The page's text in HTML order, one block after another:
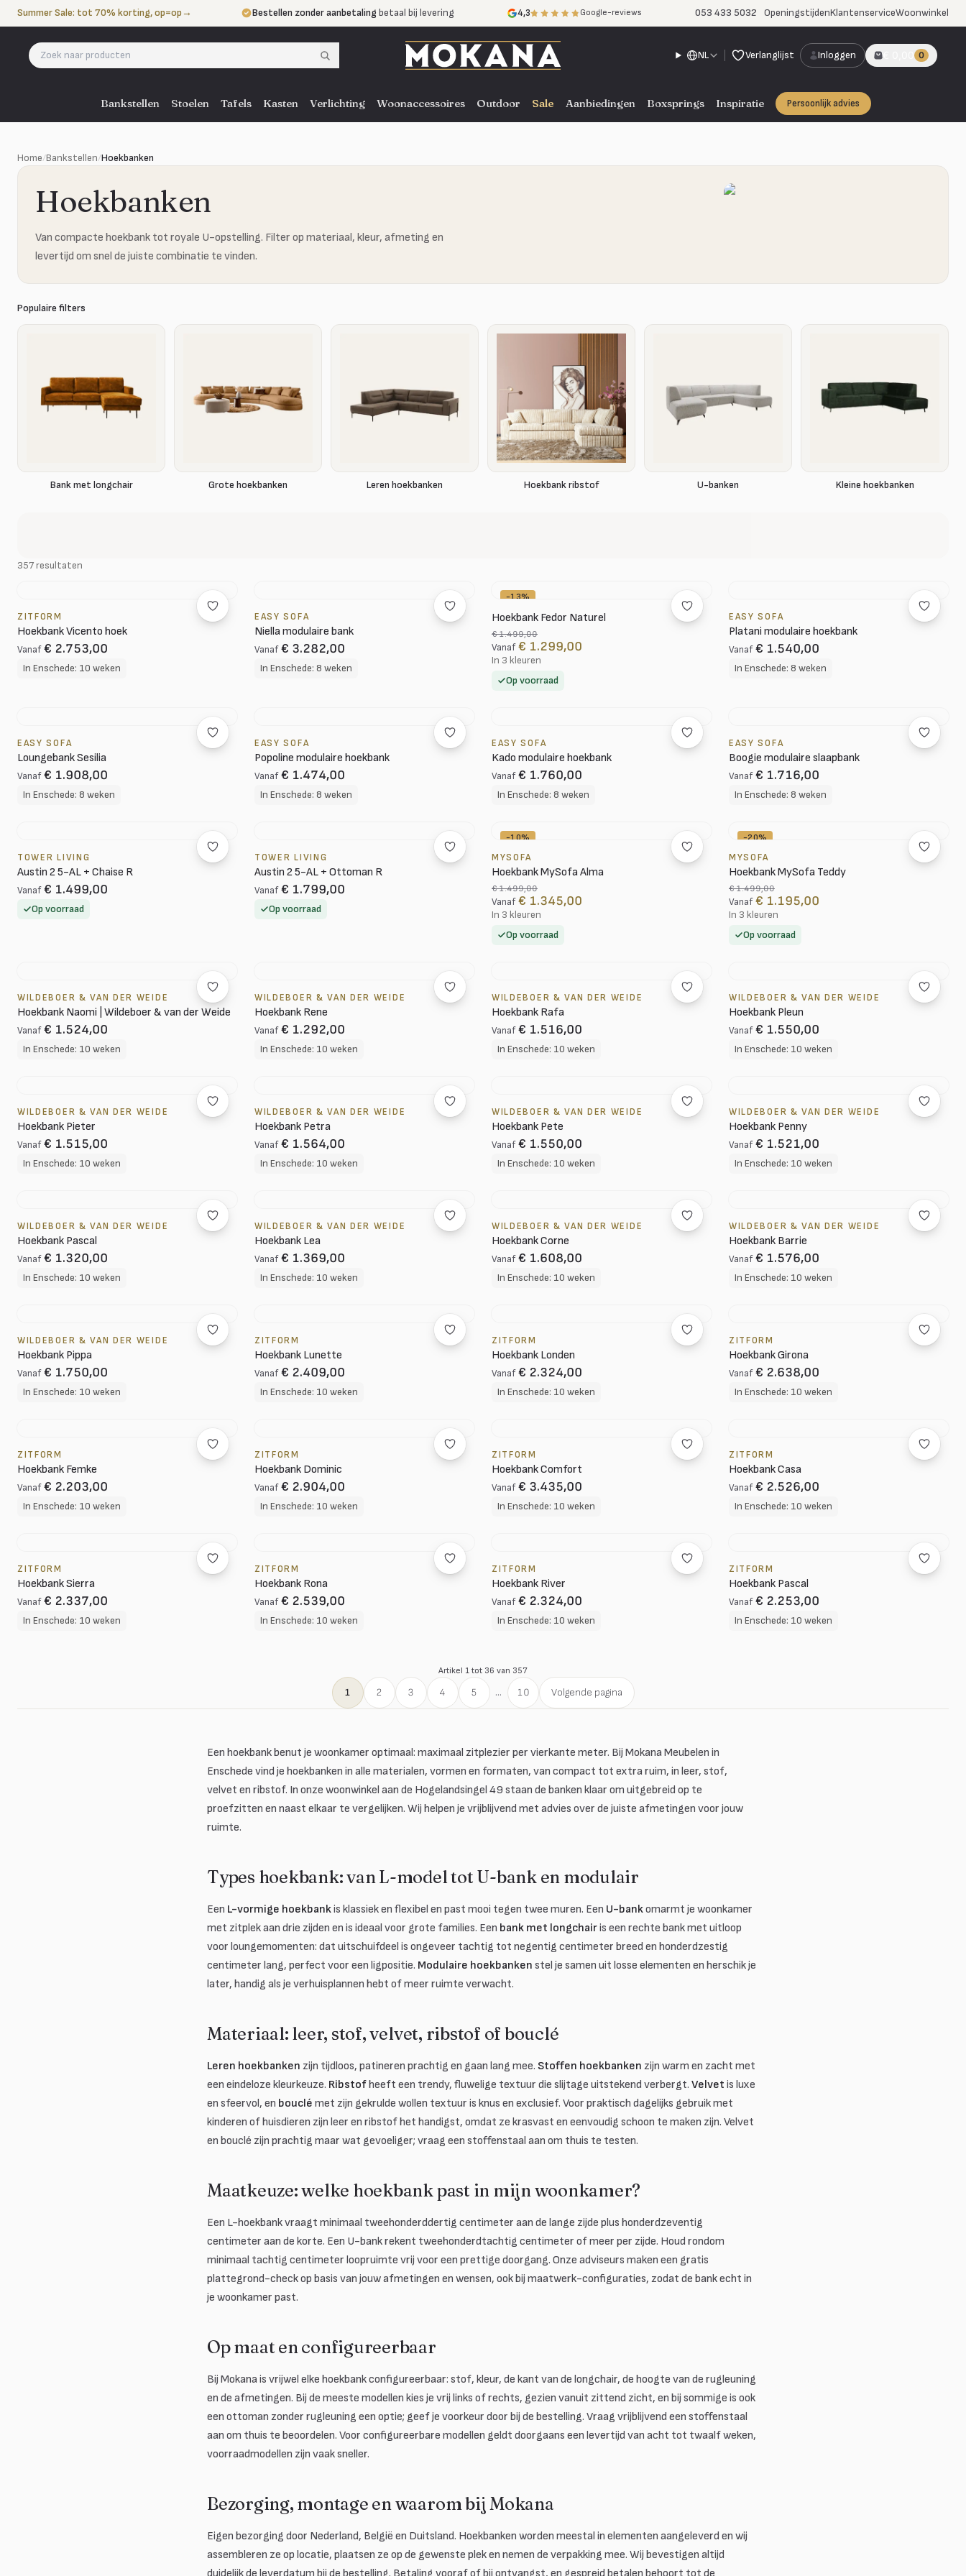
Naar de inhoud
Summer Sale: tot 70% korting, op=op→ Bestellen zonder aanbetaling betaal bij levering
Eigen bezorgdienst door heel NL, BE en DE
4,3 Google-reviews 053 433 5032 OpeningstijdenKlantenserviceWoonwinkel
NL Verlanglijst Inloggen € 0,00 0
Bankstellen Stoelen Tafels Kasten Verlichting Woonaccessoires Outdoor Sale Aanbiedingen Boxsprings Inspiratie Persoonlijk advies
Home/Bankstellen/Hoekbanken
Hoekbanken
Van compacte hoekbank tot royale U-opstelling. Filter op materiaal, kleur, afmeting en
levertijd om snel de juiste combinatie te vinden.
Populaire filters
Bank met longchair Grote hoekbanken Leren hoekbanken Hoekbank ribstof U-banken Kleine hoekbanken
357 resultaten
ZITFORM
Hoekbank Vicento hoek
Vanaf € 2.753,00
In Enschede: 10 weken
EASY SOFA
Niella modulaire bank
Vanaf € 3.282,00
In Enschede: 8 weken
-13%
Hoekbank Fedor Naturel
€ 1.499,00
Vanaf € 1.299,00
In 3 kleuren
Op voorraad
EASY SOFA
Platani modulaire hoekbank
Vanaf € 1.540,00
In Enschede: 8 weken
EASY SOFA
Loungebank Sesilia
Vanaf € 1.908,00
In Enschede: 8 weken
EASY SOFA
Popoline modulaire hoekbank
Vanaf € 1.474,00
In Enschede: 8 weken
EASY SOFA
Kado modulaire hoekbank
Vanaf € 1.760,00
In Enschede: 8 weken
EASY SOFA
Boogie modulaire slaapbank
Vanaf € 1.716,00
In Enschede: 8 weken
TOWER LIVING
Austin 2 5-AL + Chaise R
Vanaf € 1.499,00
Op voorraad
TOWER LIVING
Austin 2 5-AL + Ottoman R
Vanaf € 1.799,00
Op voorraad
-10%
MYSOFA
Hoekbank MySofa Alma
€ 1.499,00
Vanaf € 1.345,00
In 3 kleuren
Op voorraad
-20%
MYSOFA
Hoekbank MySofa Teddy
€ 1.499,00
Vanaf € 1.195,00
In 3 kleuren
Op voorraad
WILDEBOER & VAN DER WEIDE
Hoekbank Naomi | Wildeboer & van der Weide
Vanaf € 1.524,00
In Enschede: 10 weken
WILDEBOER & VAN DER WEIDE
Hoekbank Rene
Vanaf € 1.292,00
In Enschede: 10 weken
WILDEBOER & VAN DER WEIDE
Hoekbank Rafa
Vanaf € 1.516,00
In Enschede: 10 weken
WILDEBOER & VAN DER WEIDE
Hoekbank Pleun
Vanaf € 1.550,00
In Enschede: 10 weken
WILDEBOER & VAN DER WEIDE
Hoekbank Pieter
Vanaf € 1.515,00
In Enschede: 10 weken
WILDEBOER & VAN DER WEIDE
Hoekbank Petra
Vanaf € 1.564,00
In Enschede: 10 weken
WILDEBOER & VAN DER WEIDE
Hoekbank Pete
Vanaf € 1.550,00
In Enschede: 10 weken
WILDEBOER & VAN DER WEIDE
Hoekbank Penny
Vanaf € 1.521,00
In Enschede: 10 weken
WILDEBOER & VAN DER WEIDE
Hoekbank Pascal
Vanaf € 1.320,00
In Enschede: 10 weken
WILDEBOER & VAN DER WEIDE
Hoekbank Lea
Vanaf € 1.369,00
In Enschede: 10 weken
WILDEBOER & VAN DER WEIDE
Hoekbank Corne
Vanaf € 1.608,00
In Enschede: 10 weken
WILDEBOER & VAN DER WEIDE
Hoekbank Barrie
Vanaf € 1.576,00
In Enschede: 10 weken
WILDEBOER & VAN DER WEIDE
Hoekbank Pippa
Vanaf € 1.750,00
In Enschede: 10 weken
ZITFORM
Hoekbank Lunette
Vanaf € 2.409,00
In Enschede: 10 weken
ZITFORM
Hoekbank Londen
Vanaf € 2.324,00
In Enschede: 10 weken
ZITFORM
Hoekbank Girona
Vanaf € 2.638,00
In Enschede: 10 weken
ZITFORM
Hoekbank Femke
Vanaf € 2.203,00
In Enschede: 10 weken
ZITFORM
Hoekbank Dominic
Vanaf € 2.904,00
In Enschede: 10 weken
ZITFORM
Hoekbank Comfort
Vanaf € 3.435,00
In Enschede: 10 weken
ZITFORM
Hoekbank Casa
Vanaf € 2.526,00
In Enschede: 10 weken
ZITFORM
Hoekbank Sierra
Vanaf € 2.337,00
In Enschede: 10 weken
ZITFORM
Hoekbank Rona
Vanaf € 2.539,00
In Enschede: 10 weken
ZITFORM
Hoekbank River
Vanaf € 2.324,00
In Enschede: 10 weken
ZITFORM
Hoekbank Pascal
Vanaf € 2.253,00
In Enschede: 10 weken
Artikel 1 tot 36 van 357
1 2 3 4 5 ... 10 Volgende pagina
Een hoekbank benut je woonkamer optimaal: maximaal zitplezier per vierkante meter. Bij Mokana Meubelen in
Enschede vind je hoekbanken in alle materialen, vormen en formaten, van compact tot extra ruim, in leer, stof,
velvet en ribstof. In onze woonwinkel aan de Hogelandsingel 49 staan de banken klaar om uitgebreid op te
proefzitten en naast elkaar te vergelijken. Wij helpen je vrijblijvend met advies over de juiste afmetingen voor jouw
ruimte.
Types hoekbank: van L-model tot U-bank en modulair
Een L-vormige hoekbankis klassiek en flexibel en past mooi tegen twee muren. Een U-bankomarmt je woonkamer
met zitplek aan drie zijden en is ideaal voor grote families. Een bank met longchairis een rechte bank met uitloop
voor loungemomenten: dat uitschuifdeel is ongeveer tachtig tot negentig centimeter breed en honderdzestig
centimeter lang, perfect voor een ligpositie. Modulaire hoekbanken stel je samen uit losse elementen en herschik je
later, handig als je verhuisplannen hebt of meer ruimte verwacht.
Materiaal: leer, stof, velvet, ribstof of bouclé
Leren hoekbanken zijn tijdloos, patineren prachtig en gaan lang mee. Stoffen hoekbanken zijn warm en zacht met
een eindeloze kleurkeuze. Ribstofheeft een trendy, fluwelige textuur die slijtage uitstekend verbergt. Velvet is luxe
en sfeervol, en bouclé met zijn gekrulde wollen textuur is knus en exclusief. Voor praktisch dagelijks gebruik met
kinderen of huisdieren zijn leer en ribstof het handigst, omdat ze krasvast en eenvoudig schoon te maken zijn. Velvet
en bouclé zijn prachtig maar wat gevoeliger; vraag een stoffenstaal aan om thuis te testen.
Maatkeuze: welke hoekbank past in mijn woonkamer?
Een L-hoekbank vraagt minimaal tweehonderddertig centimeter aan de lange zijde plus honderdzeventig
centimeter aan de korte. Een U-bank rekent tweehonderdtachtig centimeter of meer per zijde. Houd rondom
minimaal tachtig centimeter loopruimte vrij voor een prettige doorgang. Onze adviseurs maken een gratis
plattegrond-check op basis van jouw afmetingen en wensen, ook bij maatwerk-configuraties, zodat de bank echt in
je woonkamer past.
Op maat en configureerbaar
Bij Mokana is vrijwel elke hoekbank configureerbaar: stof, kleur, de kant van de longchair, de hoogte van de rugleuning
en de afmetingen. Bij de meeste modellen kies je vrij links of rechts, gezien vanuit zittend zicht, en bij sommige is ook
een ottoman zonder rugleuning een optie; geef je voorkeur door bij de bestelling. Vraag vrijblijvend een stoffenstaal
aan om thuis te beoordelen. Voor configureerbare modellen geldt doorgaans een levertijd van acht tot twaalf weken,
voorraadmodellen zijn vaak sneller.
Bezorging, montage en waarom bij Mokana
Eigen bezorging door Nederland, België en Duitsland. Hoekbanken worden meestal in elementen aangeleverd en wij
assembleren ze op locatie, plaatsen ze op de gewenste plek en nemen de verpakking mee. Wij bevestigen altijd